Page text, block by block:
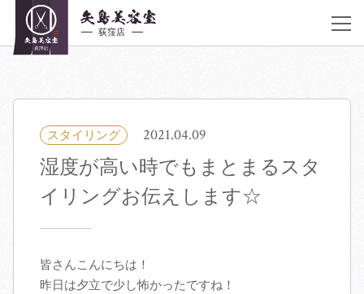
03-6383-5252
着付け・ヘアメイク
ヘアカタログ
スタイリング 2021.04.09
湿度が高い時でもまとまるスタ
イリングお伝えします☆
皆さんこんにちは！
昨日は夕立で少し怖かったですね！